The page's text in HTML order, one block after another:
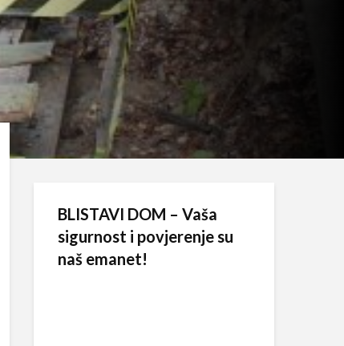
BLISTAVI DOM – Vaša
sigurnost i povjerenje su
naš emanet!